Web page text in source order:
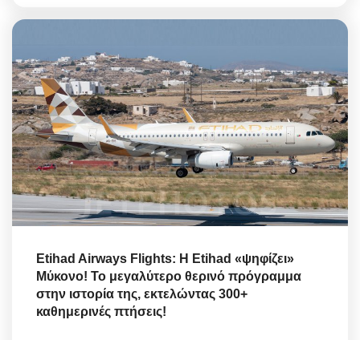
Etihad Airways Flights: Η Etihad «ψηφίζει»
Μύκονο! Το μεγαλύτερο θερινό πρόγραμμα
στην ιστορία της, εκτελώντας 300+
καθημερινές πτήσεις!